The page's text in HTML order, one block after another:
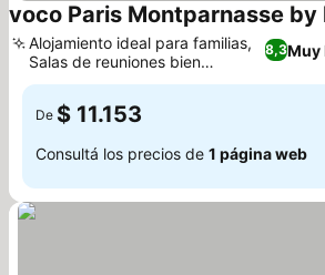
voco Paris Montparnasse by
8,3Muy
Alojamiento ideal para familias,
Salas de reuniones bien
equipadas
De $ 11.153
Consultá los precios de 1 página web